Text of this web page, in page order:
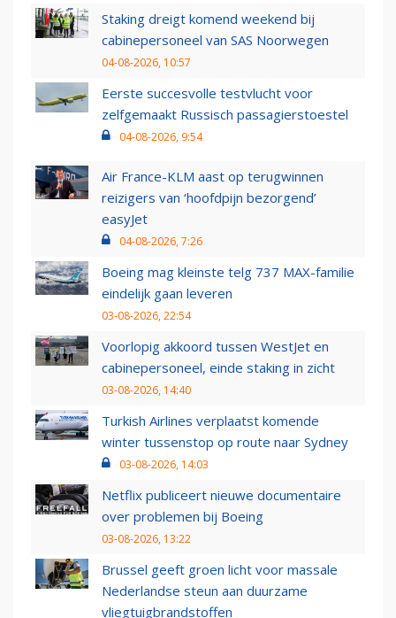
Staking dreigt komend weekend bij
cabinepersoneel van SAS Noorwegen
04-08-2026, 10:57
Eerste succesvolle testvlucht voor
zelfgemaakt Russisch passagierstoestel
04-08-2026, 9:54
Air France-KLM aast op terugwinnen
reizigers van ‘hoofdpijn bezorgend’
easyJet
04-08-2026, 7:26
Boeing mag kleinste telg 737 MAX-familie
eindelijk gaan leveren
03-08-2026, 22:54
Voorlopig akkoord tussen WestJet en
cabinepersoneel, einde staking in zicht
03-08-2026, 14:40
Turkish Airlines verplaatst komende
winter tussenstop op route naar Sydney
03-08-2026, 14:03
Netflix publiceert nieuwe documentaire
over problemen bij Boeing
03-08-2026, 13:22
Brussel geeft groen licht voor massale
Nederlandse steun aan duurzame
vliegtuigbrandstoffen